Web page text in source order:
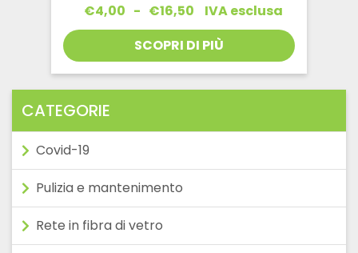
€4,00 - €16,50Fascia
prezzo:
da
€4,00
a
€16,50
IVA esclusa
SCOPRI DI PIÙ
CATEGORIE
Covid-19
Pulizia e mantenimento
Rete in fibra di vetro